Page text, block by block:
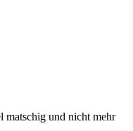
matschig und nicht mehr